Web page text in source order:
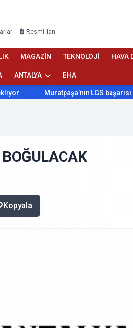
Resmi İlan
MAGAZİN TEKNOLOJİ HAVA
ANTALYA BHA
Muratpaşa’nın LGS başarısı
Kopyala